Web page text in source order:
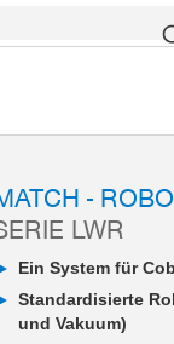
- Robotermodul
-
LWR
Ein System für
Standardisierte
und Vakuum)